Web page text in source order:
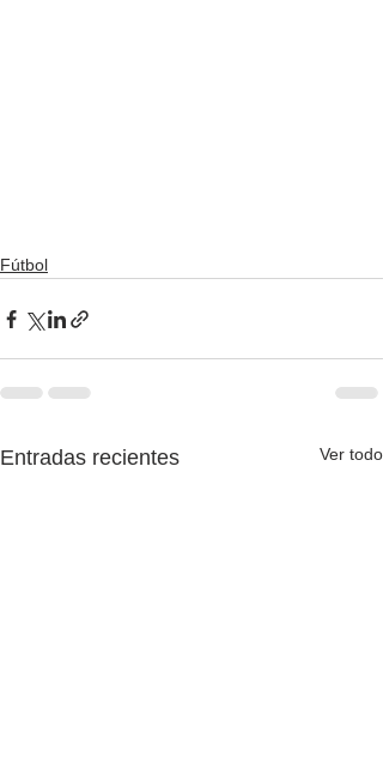
Fútbol
Entradas recientes Ver todo